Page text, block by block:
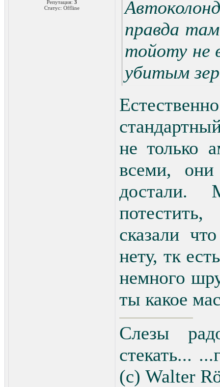
Репутация: 3
Статус: Offline
правда
тойоту не
убитым
не только
всеми,
достали.
сказали
нету, тк
немного
ты какое
Слезы
стекать...
(с) Walter